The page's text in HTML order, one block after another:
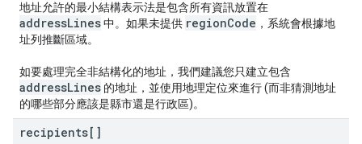
地址允許的最小結構表示法是包含所有資訊放置在
addressLines中。如果未提供 regionCode ，系統會根據地
址列推斷區域。
如要處理完全非結構化的地址，我們建議您只建立包含
addressLines 的地址，並使用地理定位來進行 (而非猜測地址
的哪些部分應該是縣市還是行政區)。
recipients[]